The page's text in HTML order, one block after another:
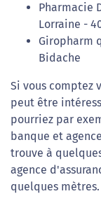
Pharmacie
Lorraine -
Giropharm
Bidache
Si vous comptez
peut être
pourriez par
banque et
trouve à
agence
quelques mètres.